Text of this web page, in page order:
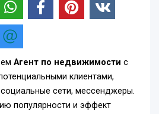
Агент по недвижимости с
клиентами,
социальные сети, мессенджеры.
популярности и эффект